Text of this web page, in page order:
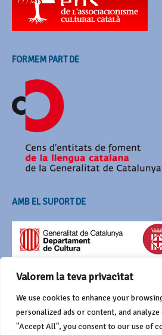
Valorem la teva privacitat
We use cookies to enhance your
personalized ads or content, and
"Accept All", you consent to our use of
FORMEM PART DE
AMB EL SUPORT DE